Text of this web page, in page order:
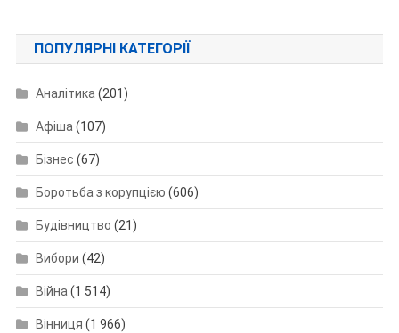
ПОПУЛЯРНІ КАТЕГОРІЇ
Аналітика(201)
Афіша(107)
Бізнес (67)
Боротьба з корупцією (606)
Будівництво (21)
Вибори (42)
Війна(1 514)
Вінниця (1 966)